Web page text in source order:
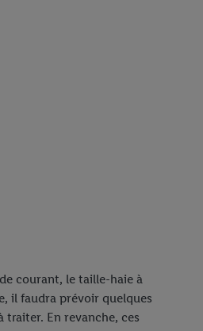
courant, le taille-haie à
il faudra prévoir quelques
traiter. En revanche, ces